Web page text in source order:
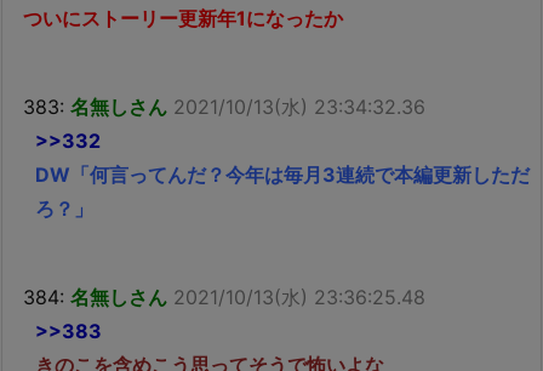
ついにストーリー更新年1になったか
383: 名無しさん 2021/10/13(水) 23:34:32.36
>>332
DW「何言ってんだ？今年は毎月3連続で本編更新しただ
ろ？」
384: 名無しさん 2021/10/13(水) 23:36:25.48
>>383
きのこを含めこう思ってそうで怖いよな